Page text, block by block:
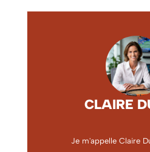
CLAIRE
Je m'appelle Claire